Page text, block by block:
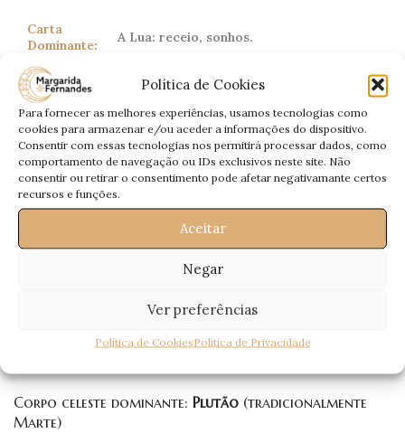
Política de Cookies
Para fornecer as melhores experiências, usamos tecnologias como
cookies para armazenar e/ou aceder a informações do dispositivo.
Consentir com essas tecnologias nos permitirá processar dados, como
comportamento de navegação ou IDs exclusivos neste site. Não
consentir ou retirar o consentimento pode afetar negativamante certos
recursos e funções.
Aceitar
Negar
Ver preferências
Política de CookiesPolítica de Privacidade
Carta
Dominante:
A Lua: receio, sonhos.
Amor:
Sentir-se-á só. Poderá perder controlo
de situações e andar extramente nervoso.
Receberá notícias de alguém que não
contacta há algum tempo.
Profissional:
Tenha cautela com novas propostas. Tudo
deverá ser escrito. Financeiramente está
estagnado.
23 Outubro – 21 Novembro
Corpo celeste dominante: Plutão (tradicionalmente
Marte)